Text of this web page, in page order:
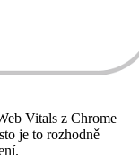
Vitals z Chrome
je to rozhodně